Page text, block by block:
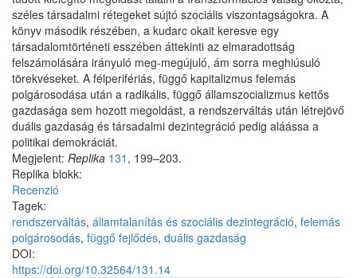
széles társadalmi rétegeket sújtó szociális viszontagságokra. A
könyv második részében, a kudarc okait keresve egy
társadalomtörténeti esszében áttekinti az elmaradottság
felszámolására irányuló meg-megújuló, ám sorra meghiúsuló
törekvéseket. A félperifériás, függő kapitalizmus felemás
polgárosodása után a radikális, függő államszocializmus kettős
gazdasága sem hozott megoldást, a rendszerváltás után létrejövő
duális gazdaság és társadalmi dezintegráció pedig aláássa a
politikai demokráciát.
Megjelent: Replika 131 , 199–203.
Replika blokk:
Recenzió
Tagek:
rendszerváltás, államtalanítás és szociális dezintegráció, felemás
polgárosodás, függő fejlődés, duális gazdaság
DOI:
https://doi.org/10.32564/131.14